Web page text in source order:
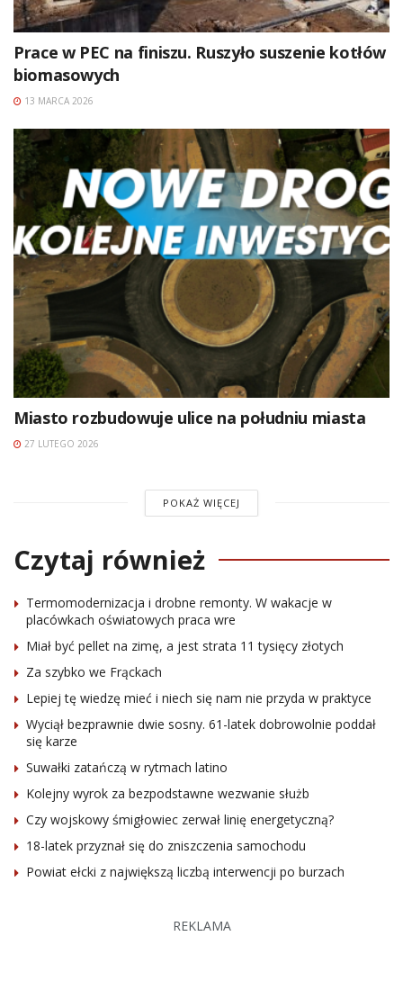
Prace w PEC na finiszu. Ruszyło suszenie kotłów
biomasowych
13 MARCA 2026
Miasto rozbudowuje ulice na południu miasta
27 LUTEGO 2026
POKAŻ WIĘCEJ
Czytaj również
Termomodernizacja i drobne remonty. W wakacje w
placówkach oświatowych praca wre
Miał być pellet na zimę, a jest strata 11 tysięcy złotych
Za szybko we Frąckach
Lepiej tę wiedzę mieć i niech się nam nie przyda w praktyce
Wyciął bezprawnie dwie sosny. 61-latek dobrowolnie poddał
się karze
Suwałki zatańczą w rytmach latino
Kolejny wyrok za bezpodstawne wezwanie służb
Czy wojskowy śmigłowiec zerwał linię energetyczną?
18-latek przyznał się do zniszczenia samochodu
Powiat ełcki z największą liczbą interwencji po burzach
REKLAMA